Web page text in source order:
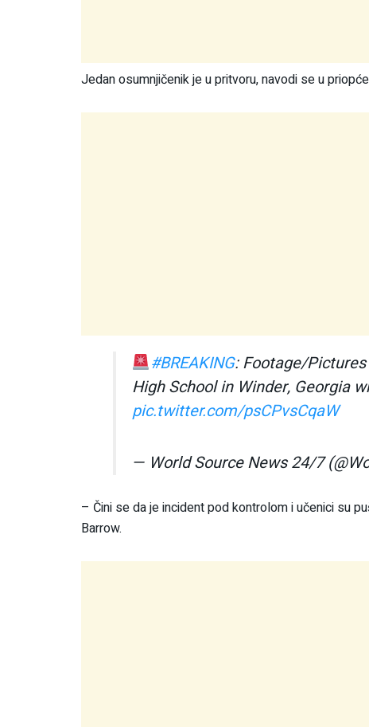
Jedan osumnjičenik je u pritvoru, navodi se u
#BREAKING: Footage/
High School in Winder, Georgia
pic.twitter.com/psCPvsCqaW
— World Source News 24/7
– Čini se da je incident pod kontrolom i učenici su
Barrow.